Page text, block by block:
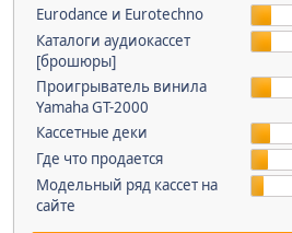
Eurodance и Eurotechno
Каталоги аудиокассет
[брошюры]
Проигрыватель винила
Yamaha GT-2000
Кассетные деки
Где что продается
Модельный ряд кассет на
сайте